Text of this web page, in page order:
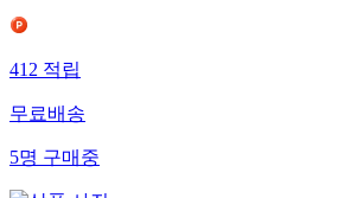
412적립
무료배송
5명구매중